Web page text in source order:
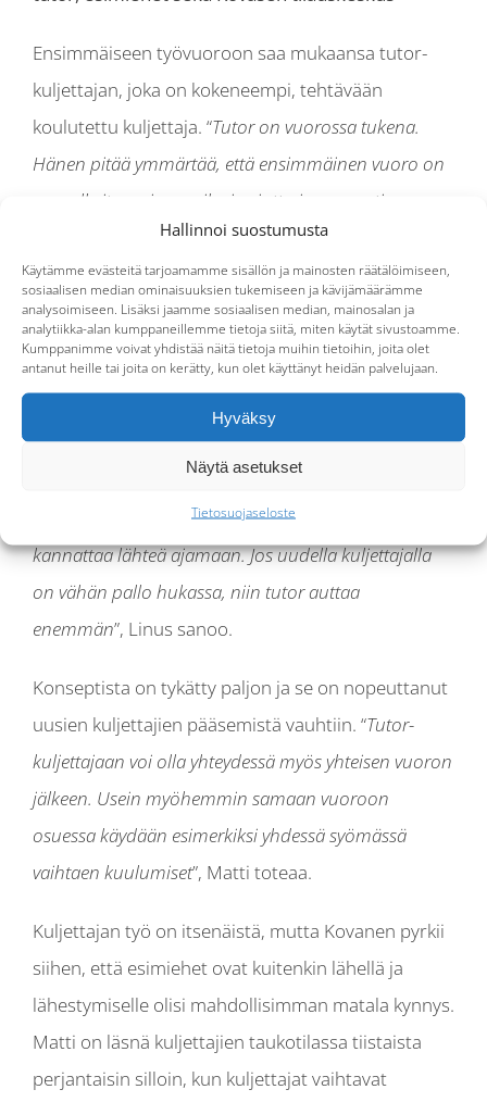
Hallinnoi suostumusta
Käytämme evästeitä tarjoamamme sisällön ja mainosten räätälöimiseen,
sosiaalisen median ominaisuuksien tukemiseen ja kävijämäärämme
analysoimiseen. Lisäksi jaamme sosiaalisen median, mainosalan ja
analytiikka-alan kumppaneillemme tietoja siitä, miten käytät sivustoamme.
Kumppanimme voivat yhdistää näitä tietoja muihin tietoihin, joita olet
antanut heille tai joita on kerätty, kun olet käyttänyt heidän palvelujaan.
Hyväksy
Näytä asetukset
Tietosuojaseloste
Ensimmäiseen työvuoroon saa mukaansa tutor-
kuljettajan, joka on kokeneempi, tehtävään
koulutettu kuljettaja. “Tutor on vuorossa tukena.
Hänen pitää ymmärtää, että ensimmäinen vuoro on
monelle itse asiassa aika iso juttu ja varmasti
”, Matti kertoo.
Tutor-vuorossa uusi kuljettaja saa vapaasti kysellä.
Isoimmat nouto- ja vientipaikat, kuten lentokenttä,
käydään läpi yhdessä. Tavoitteena on, että vuoron
jälkeen myös pesupaikat tulevat tutuiksi ja uusi
kuljettaja oppii kuittaamaan omia keikkoja.
Vaikeissa tilanteissa tutor neuvoo, mitä kannattaa
tehdä ja ohjaa esimerkiksi siinä, minne päin
kannattaa lähteä ajamaan. Jos uudella kuljettajalla
on vähän pallo hukassa, niin tutor auttaa
enemmän”, Linus sanoo.
Konseptista on tykätty paljon ja se on nopeuttanut
uusien kuljettajien pääsemistä vauhtiin. “Tutor-
kuljettajaan voi olla yhteydessä myös yhteisen vuoron
jälkeen. Usein myöhemmin samaan vuoroon
osuessa käydään esimerkiksi yhdessä syömässä
vaihtaen kuulumiset”, Matti toteaa.
Kuljettajan työ on itsenäistä, mutta Kovanen pyrkii
siihen, että esimiehet ovat kuitenkin lähellä ja
lähestymiselle olisi mahdollisimman matala kynnys.
Matti on läsnä kuljettajien taukotilassa tiistaista
perjantaisin silloin, kun kuljettajat vaihtavat